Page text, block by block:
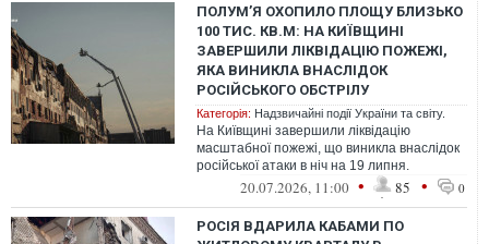
ПОЛУМ’Я ОХОПИЛО ПЛОЩУ БЛИЗЬКО
100 ТИС. КВ.М: НА КИЇВЩИНІ
ЗАВЕРШИЛИ ЛІКВІДАЦІЮ ПОЖЕЖІ,
ЯКА ВИНИКЛА ВНАСЛІДОК
РОСІЙСЬКОГО ОБСТРІЛУ
Категорія: Надзвичайні події України та світу.
На Київщині завершили ліквідацію
масштабної пожежі, що виникла внаслідок
російської атаки в ніч на 19 липня.
20.07.2026, 11:00 • 85 • 0
РОСІЯ ВДАРИЛА КАБАМИ ПО